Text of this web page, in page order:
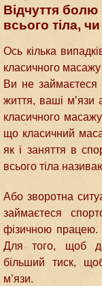
Відчуття болю
всього тіла,
Ось кілька
класичного масажу
Ви не займаєтеся
життя, ваші м’язи
класичного
що класичний
як і заняття в
всього тіла
Або зворотна
займаєтеся
фізичною працею.
Для того, щоб
більший тиск,
м’язи.